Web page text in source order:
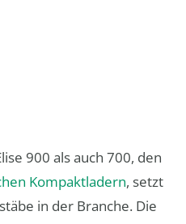
900 als auch 700, den
Kompaktladern, setzt
in der Branche. Die